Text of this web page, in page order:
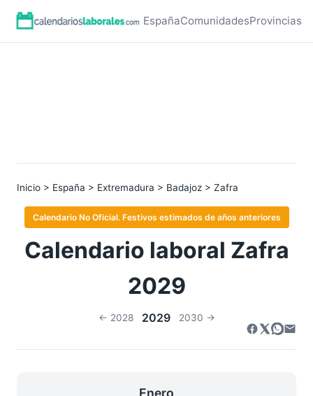
EspañaComunidadesProvincias
Inicio > España > Extremadura > Badajoz > Zafra
Calendario No Oficial. Festivos estimados de años anteriores
Calendario laboral Zafra
2029
← 2028 2029 2030 →
Enero